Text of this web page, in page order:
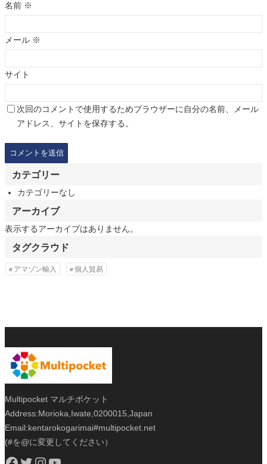
名前 ※
メール ※
サイト
次回のコメントで使用するためブラウザーに自分の名前、メール
アドレス、サイトを保存する。
カテゴリー
カテゴリーなし
アーカイブ
表示するアーカイブはありません。
タグクラウド
アマゾン輸入 個人貿易
Multipocket マルチポケット
Address:Morioka,Iwate,0200015,Japan
Email:kentarokogarimai#multipocket.net
(#を@に変更してください）